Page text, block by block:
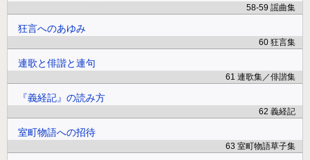
58-59 謡曲集
狂言へのあゆみ
60 狂言集
連歌と俳諧と連句
61 連歌集／俳諧集
『義経記』の読み方
62 義経記
室町物語への招待
63 室町物語草子集